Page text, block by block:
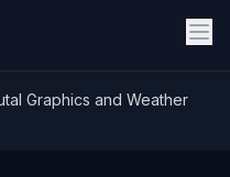
Graphics and Weather